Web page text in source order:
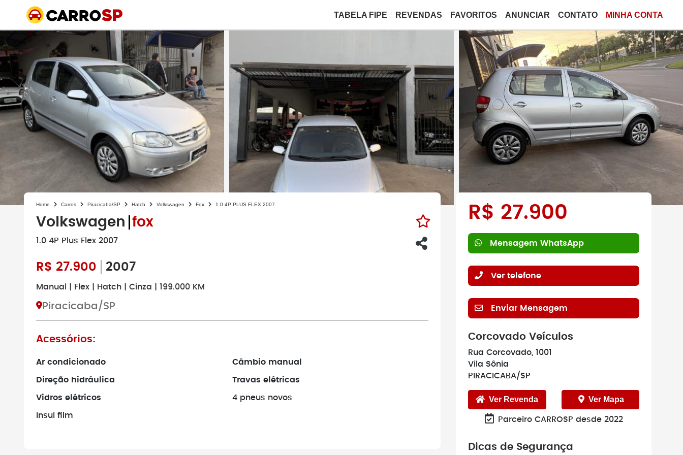
TABELA FIPE REVENDAS FAVORITOS ANUNCIAR CONTATO MINHA CONTA
Home Carros Piracicaba/SP Hatch Volkswagen Fox 1.0 4P PLUS FLEX 2007
Volkswagen fox
1.0 4P Plus Flex 2007
R$ 27.900 2007
Manual | Flex | Hatch | Cinza | 199.000 KM
Piracicaba/SP
Acessórios:
Ar condicionado Câmbio manual
Direção hidráulica Travas elétricas
Vidros elétricos 4 pneus novos
Insul film
R$ 27.900
Mensagem WhatsApp
Ver telefone
Enviar Mensagem
Corcovado Veículos
Rua Corcovado, 1001
Vila Sônia
PIRACICABA/SP
Ver Revenda Ver Mapa
Parceiro CARROSP desde 2022
Dicas de Segurança